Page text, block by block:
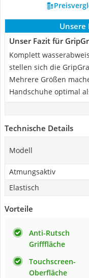
Unsere
Unser Fazit für
Komplett
stellen sich die
Mehrere Größen
Handschuhe optimal
Technische Details
Modell
Atmungsaktiv
Elastisch
Vorteile
Anti-Rutsch
Grifffläche
Touchscreen-
Oberfläche